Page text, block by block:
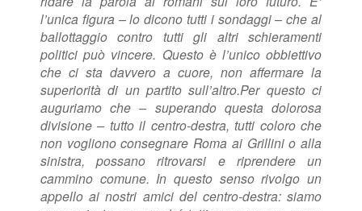
l’unica figura – lo dicono tutti i sondaggi – che al
ballottaggio contro tutti gli altri schieramenti
politici può vincere. Questo è l’unico obbiettivo
che ci sta davvero a cuore, non affermare la
superiorità di un partito sull’altro.Per questo ci
auguriamo che – superando questa dolorosa
divisione – tutto il centro-destra, tutti coloro che
non vogliono consegnare Roma ai Grillini o alla
sinistra, possano ritrovarsi e riprendere un
cammino comune. In questo senso rivolgo un
appello ai nostri amici del centro-destra: siamo